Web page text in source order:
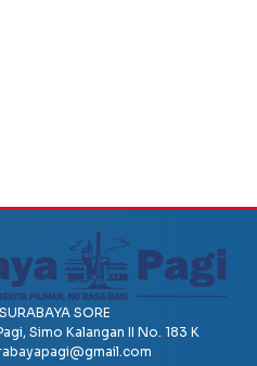
SORE
Simo Kalangan II No. 183 K